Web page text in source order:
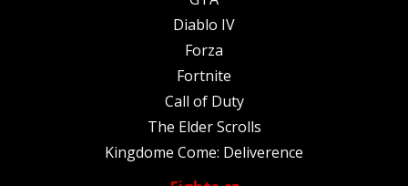
Diablo IV
Forza
Fortnite
Call of Duty
The Elder Scrolls
Kingdome Come: Deliverence